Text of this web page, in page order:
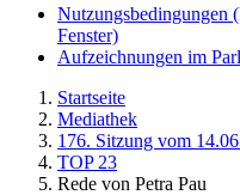
Nutzungsbedingungen
Fenster)
Aufzeichnungen im
Startseite
Mediathek
176. Sitzung vom
TOP 23
Rede von Petra Pau